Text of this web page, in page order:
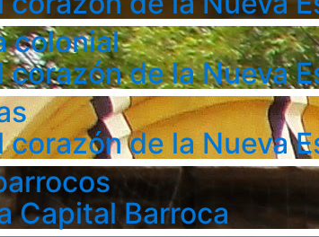
colonial
de la Nueva
de la Nueva
Capital Barroca